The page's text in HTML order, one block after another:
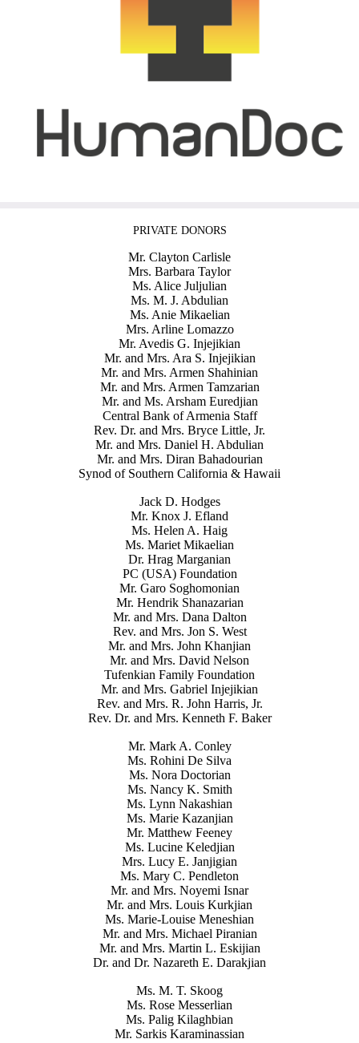
PRIVATE DONORS
Mr. Clayton Carlisle
Mrs. Barbara Taylor
Ms. Alice Juljulian
Ms. M. J. Abdulian
Ms. Anie Mikaelian
Mrs. Arline Lomazzo
Mr. Avedis G. Injejikian
Mr. and Mrs. Ara S. Injejikian
Mr. and Mrs. Armen Shahinian
Mr. and Mrs. Armen Tamzarian
Mr. and Ms. Arsham Euredjian
Central Bank of Armenia Staff
Rev. Dr. and Mrs. Bryce Little, Jr.
Mr. and Mrs. Daniel H. Abdulian
Mr. and Mrs. Diran Bahadourian
Synod of Southern California & Hawaii
Jack D. Hodges
Mr. Knox J. Efland
Ms. Helen A. Haig
Ms. Mariet Mikaelian
Dr. Hrag Marganian
PC (USA) Foundation
Mr. Garo Soghomonian
Mr. Hendrik Shanazarian
Mr. and Mrs. Dana Dalton
Rev. and Mrs. Jon S. West
Mr. and Mrs. John Khanjian
Mr. and Mrs. David Nelson
Tufenkian Family Foundation
Mr. and Mrs. Gabriel Injejikian
Rev. and Mrs. R. John Harris, Jr.
Rev. Dr. and Mrs. Kenneth F. Baker
Mr. Mark A. Conley
Ms. Rohini De Silva
Ms. Nora Doctorian
Ms. Nancy K. Smith
Ms. Lynn Nakashian
Ms. Marie Kazanjian
Mr. Matthew Feeney
Ms. Lucine Keledjian
Mrs. Lucy E. Janjigian
Ms. Mary C. Pendleton
Mr. and Mrs. Noyemi Isnar
Mr. and Mrs. Louis Kurkjian
Ms. Marie-Louise Meneshian
Mr. and Mrs. Michael Piranian
Mr. and Mrs. Martin L. Eskijian
Dr. and Dr. Nazareth E. Darakjian
Ms. M. T. Skoog
Ms. Rose Messerlian
Ms. Palig Kilaghbian
Mr. Sarkis Karaminassian